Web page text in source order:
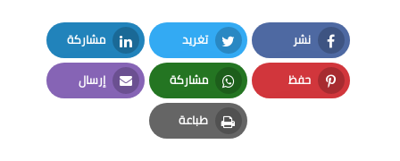
نشر
Facebook
تغريد
Twitter
مشاركة
LinkedIn
حفظ
Pinterest
مشاركة
Whatsapp
إرسال
Email
طباعة
Print